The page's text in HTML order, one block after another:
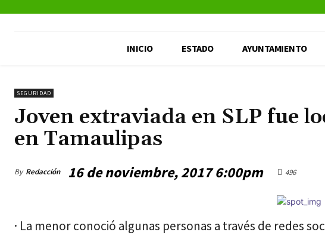
INICIO ESTADO AYUNTAMIENTO
SEGURIDAD
Joven extraviada en SLP fue
en Tamaulipas
By Redacción 16 de noviembre, 2017 6:00pm 496
· La menor conoció algunas personas a través de redes